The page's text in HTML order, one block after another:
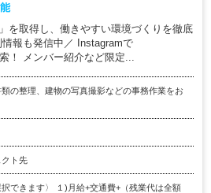
を取得し、働きやすい環境づくりを徹底
報も発信中／ Instagramで
！ メンバー紹介など限定...
の整理、建物の写真撮影などの事務作業をお
ト先
択できます〉 １)月給+交通費+（残業代は全額